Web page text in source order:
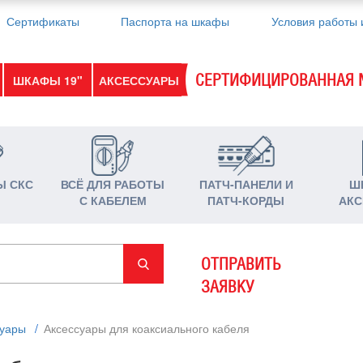
Сертификаты Паспорта на шкафы Условия работы
ШКАФЫ 19" АКСЕССУАРЫ СЕРТИФИЦИРОВАННАЯ
СКС
ВСЁ ДЛЯ РАБОТЫ
С КАБЕЛЕМ
ПАТЧ-ПАНЕЛИ И
ПАТЧ-КОРДЫ
ОТПРАВИТЬ
ЗАЯВКУ
/ Аксессуары для коаксиального кабеля